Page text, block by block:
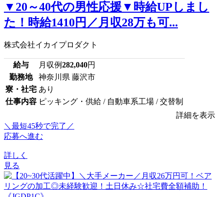
▼20～40代の男性応援▼時給UPしまし
た！時給1410円／月収28万も可...
株式会社イカイプロダクト
給与 月収例282,040円
勤務地
神奈川県 藤沢市
寮・社宅 あり
仕事内容 ピッキング・供給 / 自動車系工場 / 交替制
詳細を表示
＼最短45秒で完了／
応募へ進む
詳しく
見る